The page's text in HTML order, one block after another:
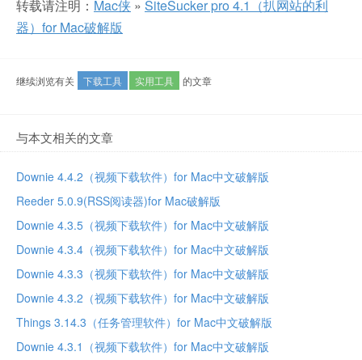
转载请注明： Mac侠 » SiteSucker pro 4.1（扒网站的利
器）for Mac破解版
继续浏览有关 下载工具 实用工具 的文章
与本文相关的文章
Downie 4.4.2（视频下载软件）for Mac中文破解版
Reeder 5.0.9(RSS阅读器)for Mac破解版
Downie 4.3.5（视频下载软件）for Mac中文破解版
Downie 4.3.4（视频下载软件）for Mac中文破解版
Downie 4.3.3（视频下载软件）for Mac中文破解版
Downie 4.3.2（视频下载软件）for Mac中文破解版
Things 3.14.3（任务管理软件）for Mac中文破解版
Downie 4.3.1（视频下载软件）for Mac中文破解版